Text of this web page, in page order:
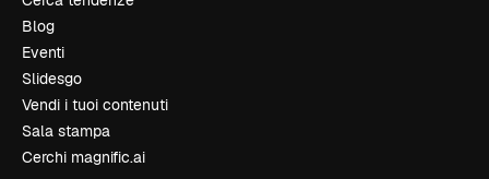
Blog
Eventi
Slidesgo
Vendi i tuoi contenuti
Sala stampa
Cerchi magnific.ai